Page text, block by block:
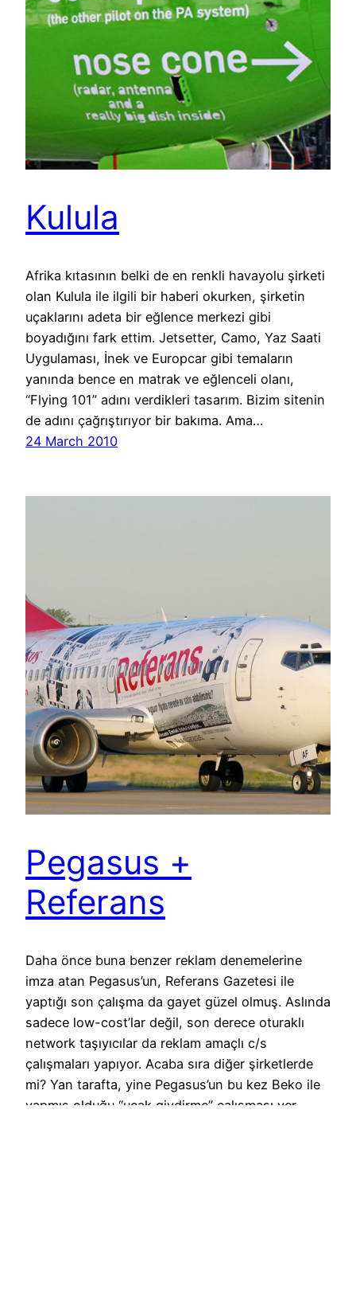
Kulula
Afrika kıtasının belki de en renkli havayolu şirketi
olan Kulula ile ilgili bir haberi okurken, şirketin
uçaklarını adeta bir eğlence merkezi gibi
boyadığını fark ettim. Jetsetter, Camo, Yaz Saati
Uygulaması, İnek ve Europcar gibi temaların
yanında bence en matrak ve eğlenceli olanı,
“Flying 101” adını verdikleri tasarım. Bizim sitenin
de adını çağrıştırıyor bir bakıma. Ama…
24 March 2010
Pegasus +
Referans
Daha önce buna benzer reklam denemelerine
imza atan Pegasus’un, Referans Gazetesi ile
yaptığı son çalışma da gayet güzel olmuş. Aslında
sadece low-cost’lar değil, son derece oturaklı
network taşıyıcılar da reklam amaçlı c/s
çalışmaları yapıyor. Acaba sıra diğer şirketlerde
mi? Yan tarafta, yine Pegasus’un bu kez Beko ile
yapmış olduğu “uçak giydirme” çalışması yer